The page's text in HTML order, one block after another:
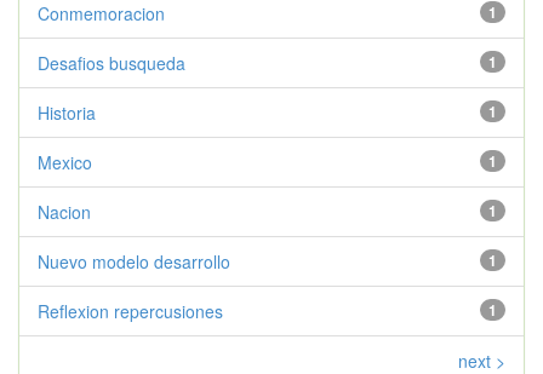
1
Conmemoracion
1
Desafios busqueda
1
Historia
1
Mexico
1
Nacion
1
Nuevo modelo desarrollo
1
Reflexion repercusiones
next >